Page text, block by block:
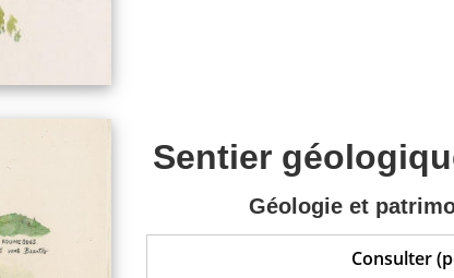
Sentier
Géologie et
Consulter